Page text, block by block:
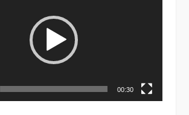
00:30